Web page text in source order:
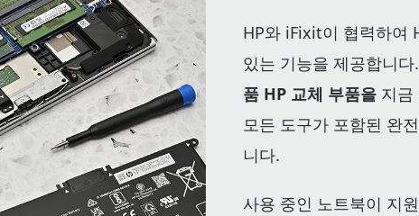
HP와 iFixit이 협력하여
있는 기능을 제공합니
품 HP 교체 부품을지금
모든 도구가 포함된 완
니다.
사용 중인 노트북이 지